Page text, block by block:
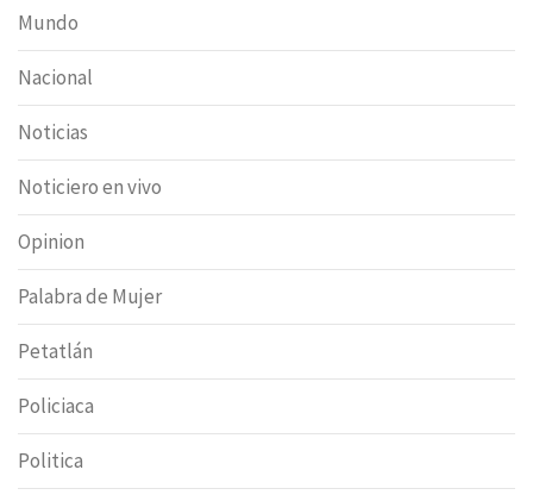
Mundo
Nacional
Noticias
Noticiero en vivo
Opinion
Palabra de Mujer
Petatlán
Policiaca
Politica